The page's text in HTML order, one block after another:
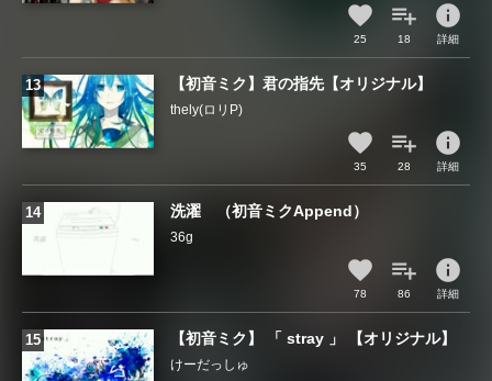
25 18
info
詳細
【初音ミク】君の指先【オリジナル】
thely(ロリP)
35 28
info
詳細
洗濯 （初音ミクAppend）
36g
78 86
info
詳細
【初音ミク】 「 stray 」 【オリジナル】
けーだっしゅ